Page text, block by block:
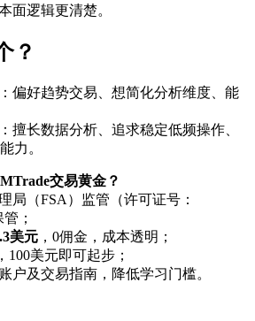
面逻辑更清楚。
？
：偏好趋势交易、想简化分析维度、能
：擅长数据分析、追求稳定低频操作、
力。
交易黄金？
局（FSA）监管（许可证号：
；
美元 ，0佣金，成本透明；
100美元即可起步；
户及交易指南，降低学习门槛。